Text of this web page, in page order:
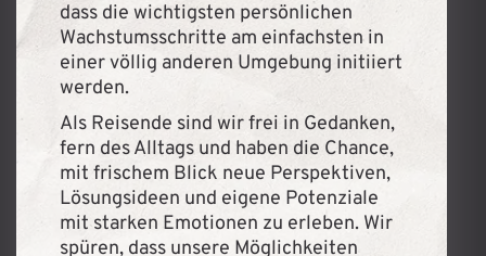
dass die wichtigsten persönlichen
Wachstumsschritte am einfachsten in
einer völlig anderen Umgebung initiiert
werden.
Als Reisende sind wir frei in Gedanken,
fern des Alltags und haben die Chance,
mit frischem Blick neue Perspektiven,
Lösungsideen und eigene Potenziale
mit starken Emotionen zu erleben. Wir
spüren, dass unsere Möglichkeiten